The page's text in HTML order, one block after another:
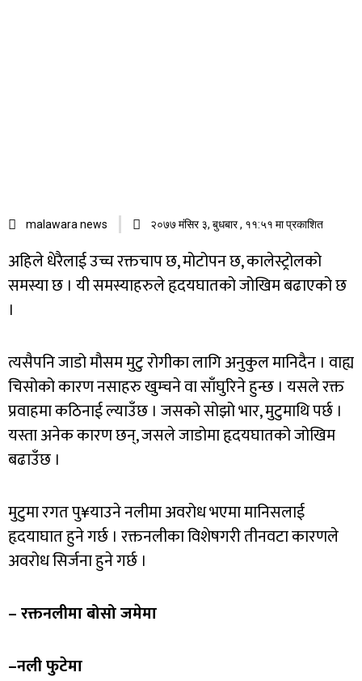
malawara news २०७७ मंसिर ३, बुधबार , ११:५१ मा प्रकाशित
अहिले धेरैलाई उच्च रक्तचाप छ, मोटोपन छ, कालेस्ट्रोलको
समस्या छ । यी समस्याहरुले हृदयघातको जोखिम बढाएको छ
।
त्यसैपनि जाडो मौसम मुटु रोगीका लागि अनुकुल मानिदैन । वाह्य
चिसोको कारण नसाहरु खुम्चने वा साँघुरिने हुन्छ । यसले रक्त
प्रवाहमा कठिनाई ल्याउँछ । जसको सोझो भार, मुटुमाथि पर्छ ।
यस्ता अनेक कारण छन्, जसले जाडोमा हृदयघातको जोखिम
बढाउँछ ।
मुटुमा रगत पु¥याउने नलीमा अवरोध भएमा मानिसलाई
हृदयाघात हुने गर्छ । रक्तनलीका विशेषगरी तीनवटा कारणले
अवरोध सिर्जना हुने गर्छ ।
– रक्तनलीमा बोसो जमेमा
–नली फुटेमा